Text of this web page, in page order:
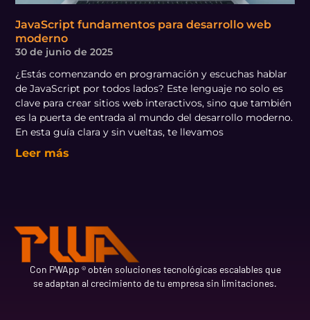
JavaScript fundamentos para desarrollo web
moderno
30 de junio de 2025
¿Estás comenzando en programación y escuchas hablar
de JavaScript por todos lados? Este lenguaje no solo es
clave para crear sitios web interactivos, sino que también
es la puerta de entrada al mundo del desarrollo moderno.
En esta guía clara y sin vueltas, te llevamos
Leer más
Con PWApp ® obtén soluciones tecnológicas escalables que
se adaptan al crecimiento de tu empresa sin limitaciones.